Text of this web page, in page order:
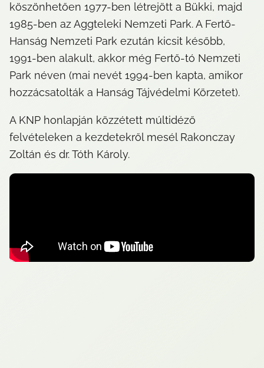
köszönhetően 1977-ben létrejött a Bükki, majd
1985-ben az Aggteleki Nemzeti Park. A Fertő-
Hanság Nemzeti Park ezután kicsit később,
1991-ben alakult, akkor még Fertő-tó Nemzeti
Park néven (mai nevét 1994-ben kapta, amikor
hozzácsatolták a Hanság Tájvédelmi Körzetet).
A KNP honlapján közzétett múltidéző
felvételeken a kezdetekről mesél Rakonczay
Zoltán és dr. Tóth Károly.